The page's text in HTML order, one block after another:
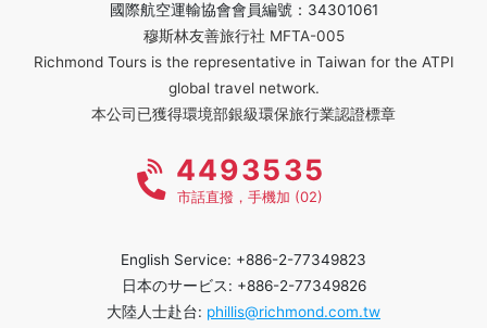
國際航空運輸協會會員編號：34301061
穆斯林友善旅行社 MFTA-005
Richmond Tours is the representative in Taiwan for the ATPI
global travel network.
本公司已獲得環境部銀級環保旅行業認證標章
4493535
市話直撥，手機加 (02)
English Service: +886-2-77349823
日本のサービス: +886-2-77349826
大陸人士赴台: phillis@richmond.com.tw